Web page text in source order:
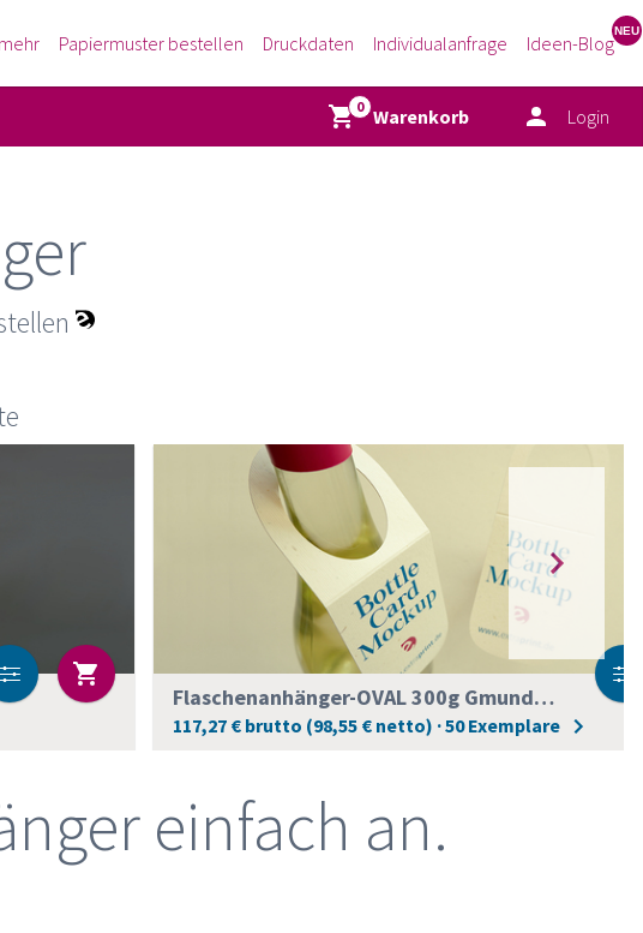
Papiermuster bestellen Druckdaten Individualanfrage Ideen-Blog
Warenkorb Login
Flaschenanhänger-OVAL 300g Gmund Bio Stroh
117,27 € brutto (98,55 € netto) · 50 Exemplare
einfach an.